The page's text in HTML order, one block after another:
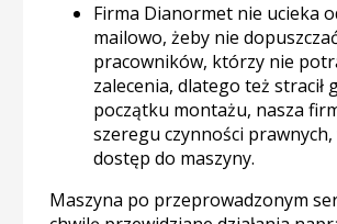
Firma Dianormet nie ucieka
mailowo, żeby nie
pracowników, którzy nie
zalecenia, dlatego też
początku montażu, nasza
szeregu czynności
dostęp do maszyny.
Maszyna po przeprowadzonym